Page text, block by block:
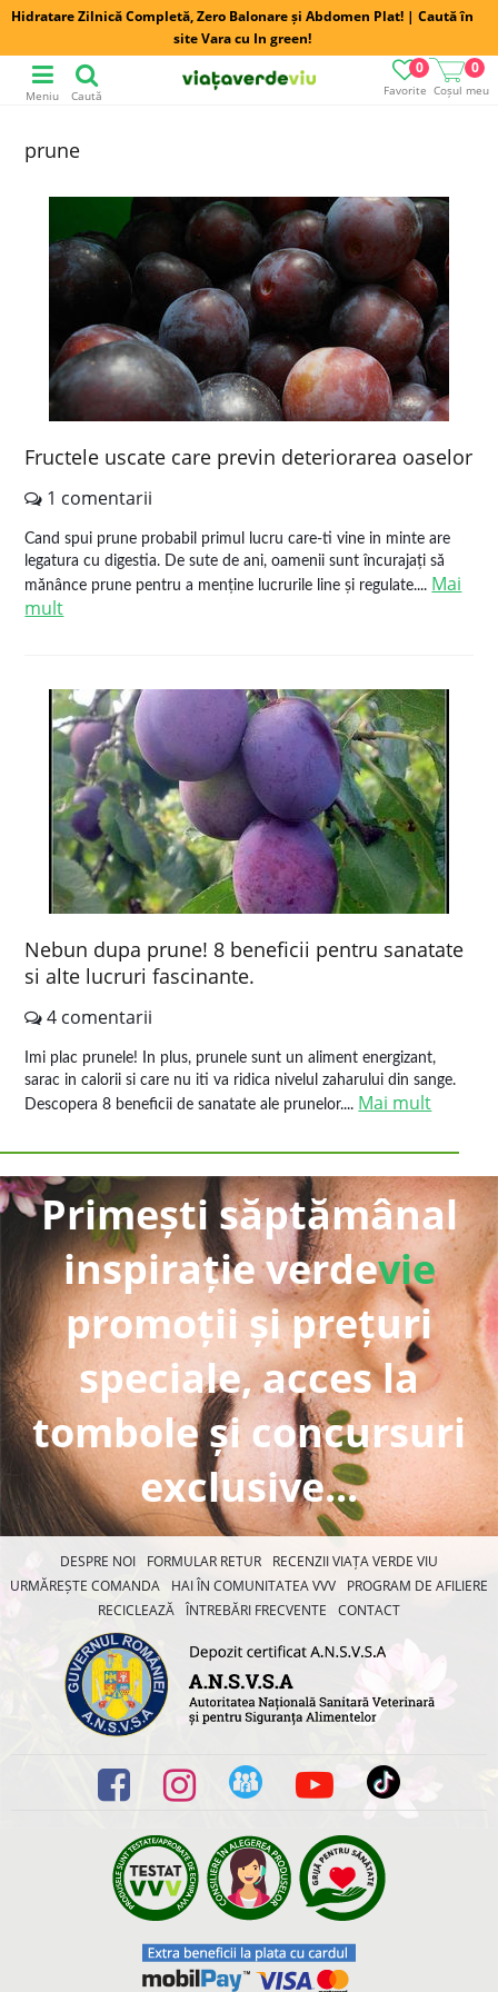
Hidratare Zilnică Completă, Zero Balonare și Abdomen Plat! | Caută în
site Vara cu In green!
Favorite
0
Coșul meu
0
Meniu Caută
prune
Fructele uscate care previn deteriorarea oaselor
1 comentarii
Cand spui prune probabil primul lucru care-ti vine in minte are
legatura cu digestia. De sute de ani, oamenii sunt încurajați să
mănânce prune pentru a menține lucrurile line și regulate.... Mai
mult
Nebun dupa prune! 8 beneficii pentru sanatate
si alte lucruri fascinante.
4 comentarii
Imi plac prunele! In plus, prunele sunt un aliment energizant,
sarac in calorii si care nu iti va ridica nivelul zaharului din sange.
Descopera 8 beneficii de sanatate ale prunelor.... Mai mult
Primești săptămânal
inspirație verdevie
promoții și prețuri
speciale, acces la
tombole și concursuri
exclusive...
DESPRE NOI FORMULAR RETUR
RECENZII VIAȚA VERDE VIU
URMĂREȘTE COMANDA
HAI ÎN COMUNITATEA VVV
PROGRAM DE AFILIERE
RECICLEAZĂ ÎNTREBĂRI FRECVENTE CONTACT